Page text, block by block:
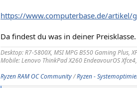
https://www.computerbase.de/artikel/
Da findest du was in deiner Preisklasse.
Desktop: R7-5800X, MSI MPG B550 Gaming Plus,
Mobile: Lenovo ThinkPad X260 EndeavourOS
Ryzen RAM OC Community/Ryzen -